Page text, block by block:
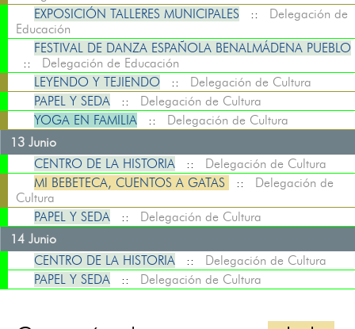
EXPOSICIÓN TALLERES MUNICIPALES :: Delegación de
Educación
FESTIVAL DE DANZA ESPAÑOLA BENALMÁDENA PUEBLO
:: Delegación de Educación
LEYENDO Y TEJIENDO :: Delegación de Cultura
PAPEL Y SEDA :: Delegación de Cultura
YOGA EN FAMILIA :: Delegación de Cultura
13 Junio
CENTRO DE LA HISTORIA :: Delegación de Cultura
MI BEBETECA, CUENTOS A GATAS
:: Delegación de
Cultura
PAPEL Y SEDA :: Delegación de Cultura
14 Junio
CENTRO DE LA HISTORIA :: Delegación de Cultura
PAPEL Y SEDA :: Delegación de Cultura